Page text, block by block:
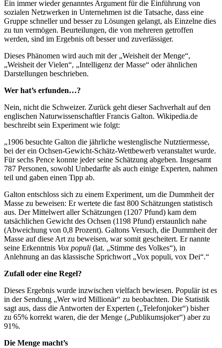
Ein immer wieder genanntes Argument für die Einführung von
sozialen Netzwerken in Unternehmen ist die Tatsache, dass eine
Gruppe schneller und besser zu Lösungen gelangt, als Einzelne dies
zu tun vermögen. Beurteilungen, die von mehreren getroffen
werden, sind im Ergebnis oft besser und zuverlässiger.
Dieses Phänomen wird auch mit der „Weisheit der Menge“,
„Weisheit der Vielen“, „Intelligenz der Masse“ oder ähnlichen
Darstellungen beschrieben.
Wer hat’s erfunden…?
Nein, nicht die Schweizer. Zurück geht dieser Sachverhalt auf den
englischen Naturwissenschaftler Francis Galton. Wikipedia.de
beschreibt sein Experiment wie folgt:
„1906 besuchte Galton die jährliche westenglische Nutztiermesse,
bei der ein Ochsen-Gewicht-Schätz-Wettbewerb veranstaltet wurde.
Für sechs Pence konnte jeder seine Schätzung abgeben. Insgesamt
787 Personen, sowohl Unbedarfte als auch einige Experten, nahmen
teil und gaben einen Tipp ab.
Galton entschloss sich zu einem Experiment, um die Dummheit der
Masse zu beweisen: Er wertete die fast 800 Schätzungen statistisch
aus. Der Mittelwert aller Schätzungen (1207 Pfund) kam dem
tatsächlichen Gewicht des Ochsen (1198 Pfund) erstaunlich nahe
(Abweichung von 0,8 Prozent). Galtons Versuch, die Dummheit der
Masse auf diese Art zu beweisen, war somit gescheitert. Er nannte
seine Erkenntnis Vox populi (lat. „Stimme des Volkes“), in
Anlehnung an das klassische Sprichwort „Vox populi, vox Dei“.“
Zufall oder eine Regel?
Dieses Ergebnis wurde inzwischen vielfach bewiesen. Populär ist es
in der Sendung „Wer wird Millionär“ zu beobachten. Die Statistik
sagt aus, dass die Antworten der Experten („Telefonjoker“) bisher
zu 65% korrekt waren, die der Menge („Publikumsjoker“) aber zu
91%.
Die Menge macht’s